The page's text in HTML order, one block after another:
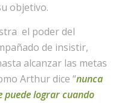
objetivo.
el poder del
de insistir,
alcanzar las metas
Arthur dice “nunca
puede lograr cuando